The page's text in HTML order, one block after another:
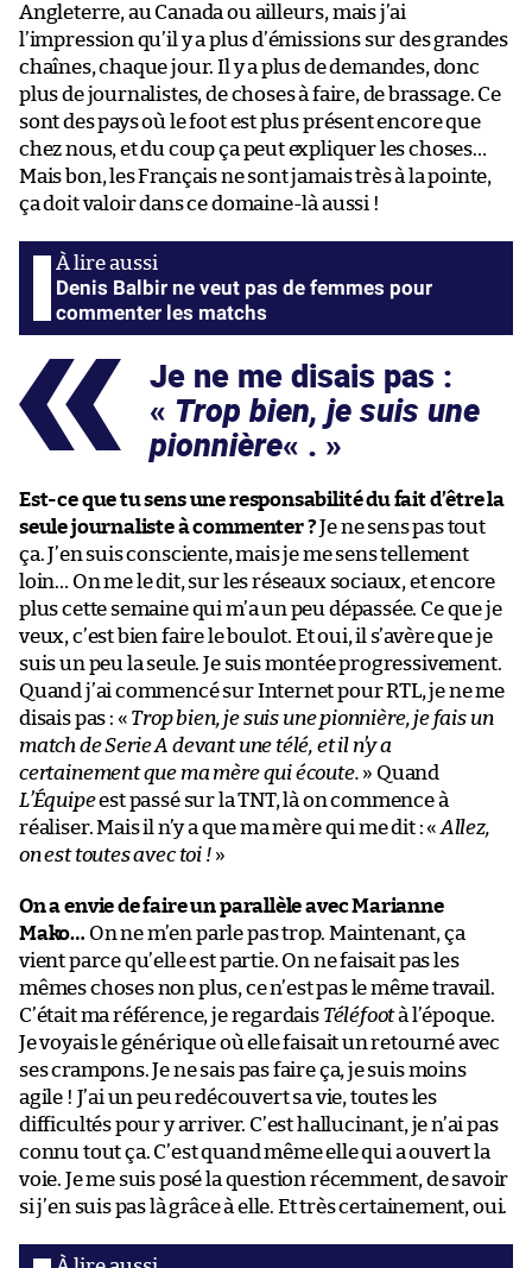
Angleterre, au Canada ou ailleurs, mais j’ai
l’impression qu’il y a plus d’émissions sur des grandes
chaînes, chaque jour. Il y a plus de demandes, donc
plus de journalistes, de choses à faire, de brassage. Ce
sont des pays où le foot est plus présent encore que
chez nous, et du coup ça peut expliquer les choses…
Mais bon, les Français ne sont jamais très à la pointe,
ça doit valoir dans ce domaine-là aussi !
Denis Balbir ne veut pas de femmes pour
commenter les matchs
Je ne me disais pas :
« Trop bien, je suis une
pionnière« .
Est-ce que tu sens une responsabilité du fait d’être la
seule journaliste à commenter ?Je ne sens pas tout
ça. J’en suis consciente, mais je me sens tellement
loin… On me le dit, sur les réseaux sociaux, et encore
plus cette semaine qui m’a un peu dépassée. Ce que je
veux, c’est bien faire le boulot. Et oui, il s’avère que je
suis un peu la seule. Je suis montée progressivement.
Quand j’ai commencé sur Internet pour RTL, je ne me
disais pas : « Trop bien, je suis une pionnière, je fais un
match de Serie A devant une télé, et il n’y a
certainement que ma mère qui écoute. » Quand
L’Équipeest passé sur la TNT, là on commence à
réaliser. Mais il n’y a que ma mère qui me dit : « Allez,
on est toutes avec toi !»
On a envie de faire un parallèle avec Marianne
Mako… On ne m’en parle pas trop. Maintenant, ça
vient parce qu’elle est partie. On ne faisait pas les
mêmes choses non plus, ce n’est pas le même travail.
C’était ma référence, je regardais Téléfootà l’époque.
Je voyais le générique où elle faisait un retourné avec
ses crampons. Je ne sais pas faire ça, je suis moins
agile ! J’ai un peu redécouvert sa vie, toutes les
difficultés pour y arriver. C’est hallucinant, je n’ai pas
connu tout ça. C’est quand même elle qui a ouvert la
voie. Je me suis posé la question récemment, de savoir
si j’en suis pas là grâce à elle. Et très certainement, oui.